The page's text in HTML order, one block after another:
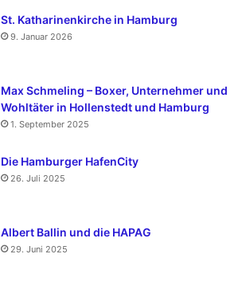
St. Katharinenkirche in Hamburg
9. Januar 2026
Max Schmeling – Boxer, Unternehmer und
Wohltäter in Hollenstedt und Hamburg
1. September 2025
Die Hamburger HafenCity
26. Juli 2025
Albert Ballin und die HAPAG
29. Juni 2025